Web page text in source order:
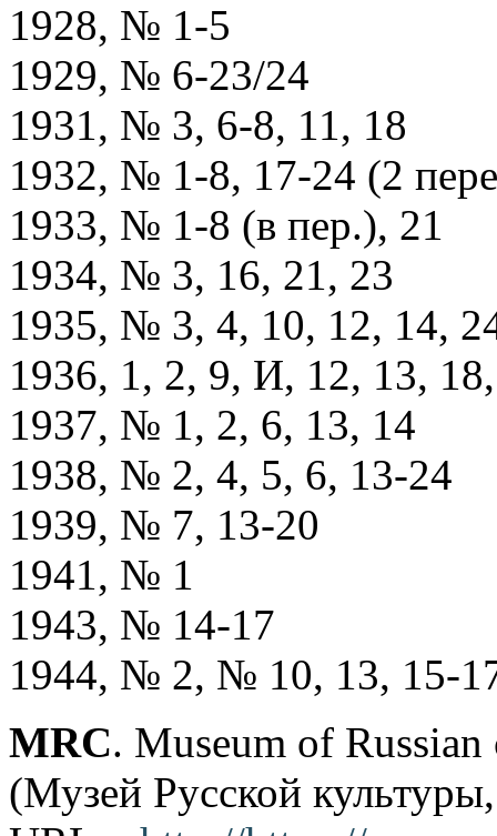
1928, № 1-5
1929, № 6-23/24
1931, № 3, 6-8, 11, 18
1932, № 1-8, 17-24 (2
1933, № 1-8 (в пер.), 21
1934, № 3, 16, 21, 23
1935, № 3, 4, 10, 12, 14,
1936, 1, 2, 9, И, 12, 13,
1937, № 1, 2, 6, 13, 14
1938, № 2, 4, 5, 6, 13-24
1939, № 7, 13-20
1941, № 1
1943, № 14-17
1944, № 2, № 10, 13, 15-
MRC. Museum of
(Музей Русской